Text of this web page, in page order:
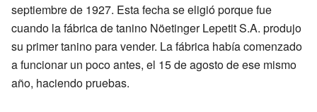
septiembre de 1927. Esta fecha se eligió porque fue
cuando la fábrica de tanino Nöetinger Lepetit S.A. produjo
su primer tanino para vender. La fábrica había comenzado
a funcionar un poco antes, el 15 de agosto de ese mismo
año, haciendo pruebas.